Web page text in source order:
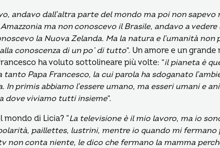
andavo dall’altra parte del mondo ma poi non sapevo
ma non conoscevo il Brasile, andavo a vedere
la Nuova Zelanda. Ma la natura e l’umanità non
conoscenza di un po’ di tutto”. Un amore e un
ha voluto sottolineare più volte: ”il pianeta è
Papa Francesco, la cui parola ha sdoganato
In primis abbiamo l’essere umano, ma esseri umani e
dove viviamo tutti insieme”.
mondo di Licia? “La televisione è il mio lavoro, ma io
paillettes, lustrini, mentre io quando mi fermano
non conta niente, le dico che fermano la mamma